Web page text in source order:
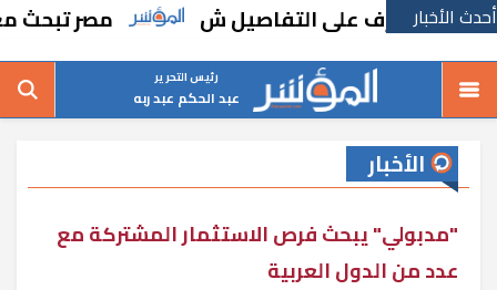
أحدث الأخبارتعرف على التفاصيل ش مصر تبحث مع
رئيس التحرير
عبد الحكم عبد ربه
الأخبار
"مدبولي" يبحث فرص الاستثمار المشتركة مع
عدد من الدول العربية